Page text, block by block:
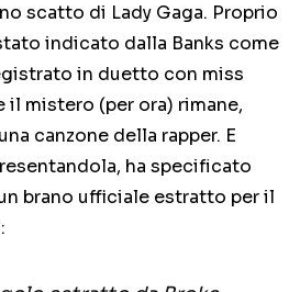
scatto di Lady Gaga. Proprio
indicato dalla Banks come
in duetto con miss
il mistero (per ora) rimane,
canzone della rapper. E
ha specificato
brano ufficiale estratto per il